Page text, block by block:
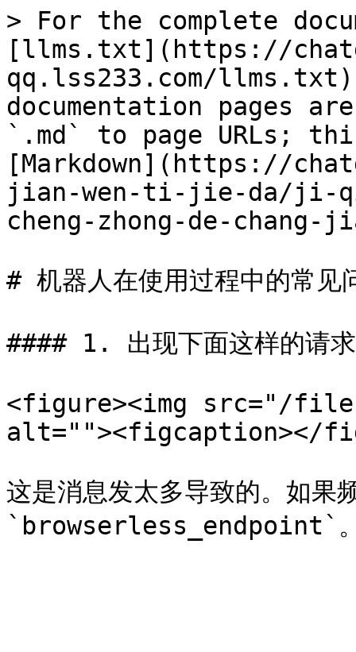
> For the complete
[llms.txt](https://
qq.lss233.com/
documentation pages
`.md` to page URLs;
[Markdown](https://
jian-wen-ti-jie-da/ji-
cheng-zhong-de-
# 机器人在使用过程中的常见
#### 1. 出现下面这样的请求
<figure><img src="/files/
alt=""><figcaption></
这是消息发太多导致的。如果